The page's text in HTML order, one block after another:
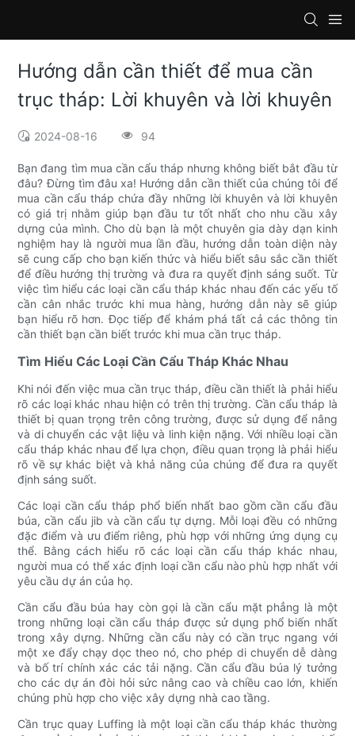
Hướng dẫn cần thiết để mua cần
trục tháp: Lời khuyên và lời khuyên
2024-08-16 94
Bạn đang tìm mua cần cẩu tháp nhưng không biết bắt đầu từ
đâu? Đừng tìm đâu xa! Hướng dẫn cần thiết của chúng tôi để
mua cần cẩu tháp chứa đầy những lời khuyên và lời khuyên
có giá trị nhằm giúp bạn đầu tư tốt nhất cho nhu cầu xây
dựng của mình. Cho dù bạn là một chuyên gia dày dạn kinh
nghiệm hay là người mua lần đầu, hướng dẫn toàn diện này
sẽ cung cấp cho bạn kiến ​​thức và hiểu biết sâu sắc cần thiết
để điều hướng thị trường và đưa ra quyết định sáng suốt. Từ
việc tìm hiểu các loại cần cẩu tháp khác nhau đến các yếu tố
cần cân nhắc trước khi mua hàng, hướng dẫn này sẽ giúp
bạn hiểu rõ hơn. Đọc tiếp để khám phá tất cả các thông tin
cần thiết bạn cần biết trước khi mua cần trục tháp.
Tìm Hiểu Các Loại Cần Cẩu Tháp Khác Nhau
Khi nói đến việc mua cần trục tháp, điều cần thiết là phải hiểu
rõ các loại khác nhau hiện có trên thị trường. Cần cẩu tháp là
thiết bị quan trọng trên công trường, được sử dụng để nâng
và di chuyển các vật liệu và linh kiện nặng. Với nhiều loại cần
cẩu tháp khác nhau để lựa chọn, điều quan trọng là phải hiểu
rõ về sự khác biệt và khả năng của chúng để đưa ra quyết
định sáng suốt.
Các loại cần cẩu tháp phổ biến nhất bao gồm cần cẩu đầu
búa, cần cẩu jib và cần cẩu tự dựng. Mỗi loại đều có những
đặc điểm và ưu điểm riêng, phù hợp với những ứng dụng cụ
thể. Bằng cách hiểu rõ các loại cần cẩu tháp khác nhau,
người mua có thể xác định loại cần cẩu nào phù hợp nhất với
yêu cầu dự án của họ.
Cần cẩu đầu búa hay còn gọi là cần cẩu mặt phẳng là một
trong những loại cần cẩu tháp được sử dụng phổ biến nhất
trong xây dựng. Những cần cẩu này có cần trục ngang với
một xe đẩy chạy dọc theo nó, cho phép di chuyển dễ dàng
và bố trí chính xác các tải nặng. Cần cẩu đầu búa lý tưởng
cho các dự án đòi hỏi sức nâng cao và chiều cao lớn, khiến
chúng phù hợp cho việc xây dựng nhà cao tầng.
Cần trục quay Luffing là một loại cần cẩu tháp khác thường